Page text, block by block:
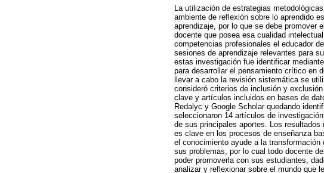
La utilización de estrategias
ambiente de reflexión sobre lo aprendido
aprendizaje, por lo que se debe promover
docente que posea esa cualidad
competencias profesionales el educador
sesiones de aprendizaje relevantes para
estas investigación fue identificar
para desarrollar el pensamiento crítico en
llevar a cabo la revisión sistemática se
consideró criterios de inclusión y
clave y artículos incluidos en bases de
Redalyc y Google Scholar quedando
seleccionaron 14 artículos de
de sus principales aportes. Los
es clave en los procesos de enseñanza
el conocimiento ayude a la
sus problemas, por lo cual todo docente
poder promoverla con sus estudiantes,
analizar y reflexionar sobre el mundo que